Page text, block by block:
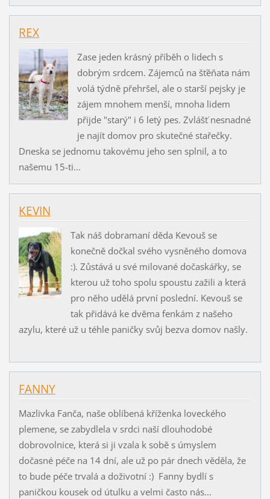
REX
Zase jeden krásný příběh o lidech s
dobrým srdcem. Zájemců na šťěňata nám
volá týdně přehršel, ale o starší pejsky je
zájem mnohem menší, mnoha lidem
přijde "starý" i 6 letý pes. Zvlášť nesnadné
je najít domov pro skutečné stařečky.
Dneska se jednomu takovému jeho sen splnil, a to
našemu 15-ti...
KEVIN
Tak náš dobramaní děda Kevouš se
konečně dočkal svého vysněného domova
:). Zůstává u své milované dočaskářky, se
kterou už toho spolu spoustu zažili a která
pro něho udělá první poslední. Kevouš se
tak přidává ke dvěma fenkám z našeho
azylu, které už u téhle paničky svůj bezva domov našly.
FANNY
Mazlivka Fanča, naše oblíbená kříženka loveckého
plemene, se zabydlela v srdci naší dlouhodobé
dobrovolnice, která si ji vzala k sobě s úmyslem
dočasné péče na 14 dní, ale už po pár dnech věděla, že
to bude péče trvalá a doživotní :) Fanny bydlí s
paničkou kousek od útulku a velmi často nás...